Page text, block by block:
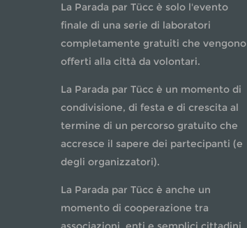
La Parada par Tücc è solo l'evento
finale di una serie di laboratori
completamente gratuiti che vengono
offerti alla città da volontari.
La Parada par Tücc è un momento di
condivisione, di festa e di crescita al
termine di un percorso gratuito che
accresce il sapere dei partecipanti (e
degli organizzatori).
La Parada par Tücc è anche un
momento di cooperazione tra